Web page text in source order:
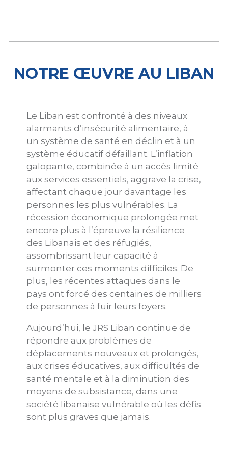
NOTRE ŒUVRE AU LIBAN
Le Liban est confronté à des niveaux
alarmants d’insécurité alimentaire, à
un système de santé en déclin et à un
système éducatif défaillant. L’inflation
galopante, combinée à un accès limité
aux services essentiels, aggrave la crise,
affectant chaque jour davantage les
personnes les plus vulnérables. La
récession économique prolongée met
encore plus à l’épreuve la résilience
des Libanais et des réfugiés,
assombrissant leur capacité à
surmonter ces moments difficiles. De
plus, les récentes attaques dans le
pays ont forcé des centaines de milliers
de personnes à fuir leurs foyers.
Aujourd’hui, le JRS Liban continue de
répondre aux problèmes de
déplacements nouveaux et prolongés,
aux crises éducatives, aux difficultés de
santé mentale et à la diminution des
moyens de subsistance, dans une
société libanaise vulnérable où les défis
sont plus graves que jamais.